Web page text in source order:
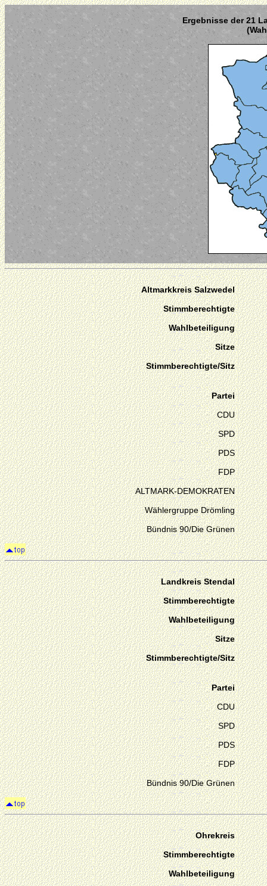
Ergebnisse der 21
Altmarkkreis Salzwedel
Stimmberechtigte
Wahlbeteiligung
Sitze
Stimmberechtigte/Sitz
Partei
CDU
SPD
PDS
FDP
ALTMARK-DEMOKRATEN
Wählergruppe Drömling
Bündnis 90/Die Grünen
Landkreis Stendal
Stimmberechtigte
Wahlbeteiligung
Sitze
Stimmberechtigte/Sitz
Partei
CDU
SPD
PDS
FDP
Bündnis 90/Die Grünen
Ohrekreis
Stimmberechtigte
Wahlbeteiligung